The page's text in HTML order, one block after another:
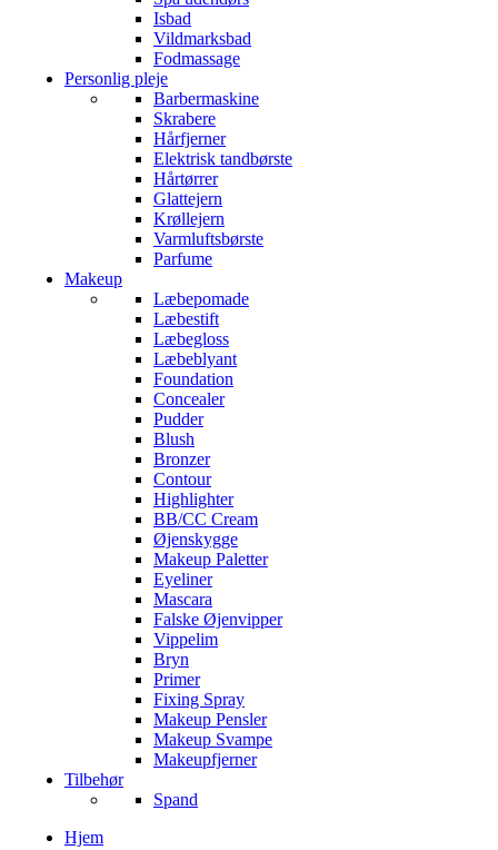
Isbad
Vildmarksbad
Fodmassage
Personlig pleje
Barbermaskine
Skrabere
Hårfjerner
Elektrisk tandbørste
Hårtørrer
Glattejern
Krøllejern
Varmluftsbørste
Parfume
Makeup
Læbepomade
Læbestift
Læbegloss
Læbeblyant
Foundation
Concealer
Pudder
Blush
Bronzer
Contour
Highlighter
BB/CC Cream
Øjenskygge
Makeup Paletter
Eyeliner
Mascara
Falske Øjenvipper
Vippelim
Bryn
Primer
Fixing Spray
Makeup Pensler
Makeup Svampe
Makeupfjerner
Tilbehør
Spand
Hjem